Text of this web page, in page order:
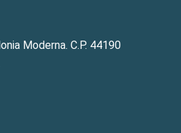
Moderna. C.P. 44190